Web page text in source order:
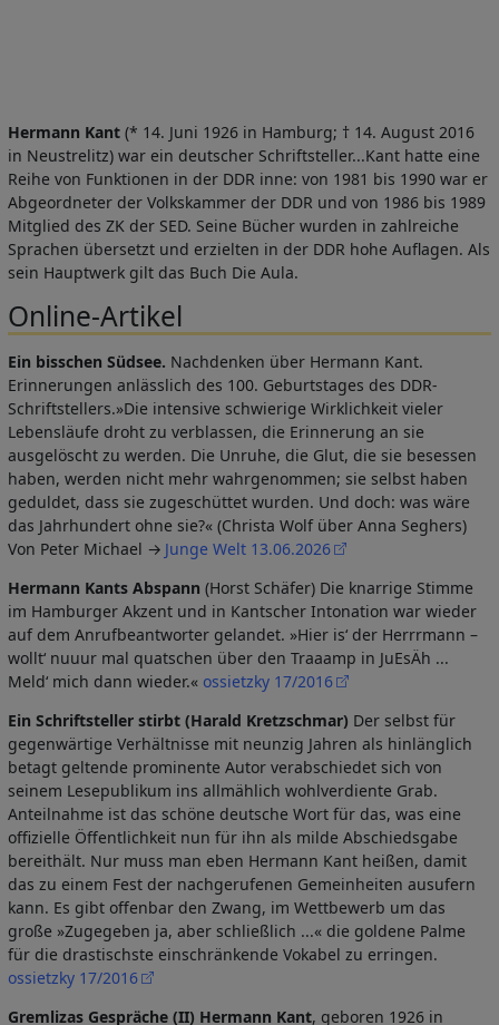
Hermann Kant (* 14. Juni 1926 in Hamburg; † 14. August 2016
in Neustrelitz) war ein deutscher Schriftsteller...Kant hatte eine
Reihe von Funktionen in der DDR inne: von 1981 bis 1990 war er
Abgeordneter der Volkskammer der DDR und von 1986 bis 1989
Mitglied des ZK der SED. Seine Bücher wurden in zahlreiche
Sprachen übersetzt und erzielten in der DDR hohe Auflagen. Als
sein Hauptwerk gilt das Buch Die Aula.
Online-Artikel
Ein bisschen Südsee. Nachdenken über Hermann Kant.
Erinnerungen anlässlich des 100. Geburtstages des DDR-
Schriftstellers.»Die intensive schwierige Wirklichkeit vieler
Lebensläufe droht zu verblassen, die Erinnerung an sie
ausgelöscht zu werden. Die Unruhe, die Glut, die sie besessen
haben, werden nicht mehr wahrgenommen; sie selbst haben
geduldet, dass sie zugeschüttet wurden. Und doch: was wäre
das Jahrhundert ohne sie?« (Christa Wolf über Anna Seghers)
Von Peter Michael
Junge Welt 13.06.2026
Hermann Kants Abspann (Horst Schäfer) Die knarrige Stimme
im Hamburger Akzent und in Kantscher Intonation war wieder
auf dem Anrufbeantworter gelandet. »Hier is‘ der Herrrmann –
wollt‘ nuuur mal quatschen über den Traaamp in JuEsÄh ...
Meld‘ mich dann wieder.« ossietzky 17/2016
Ein Schriftsteller stirbt (Harald Kretzschmar) Der selbst für
gegenwärtige Verhältnisse mit neunzig Jahren als hinlänglich
betagt geltende prominente Autor verabschiedet sich von
seinem Lesepublikum ins allmählich wohlverdiente Grab.
Anteilnahme ist das schöne deutsche Wort für das, was eine
offizielle Öffentlichkeit nun für ihn als milde Abschiedsgabe
bereithält. Nur muss man eben Hermann Kant heißen, damit
das zu einem Fest der nachgerufenen Gemeinheiten ausufern
kann. Es gibt offenbar den Zwang, im Wettbewerb um das
große »Zugegeben ja, aber schließlich ...« die goldene Palme
für die drastischste einschränkende Vokabel zu erringen.
ossietzky 17/2016
Gremlizas Gespräche (II) Hermann Kant, geboren 1926 in